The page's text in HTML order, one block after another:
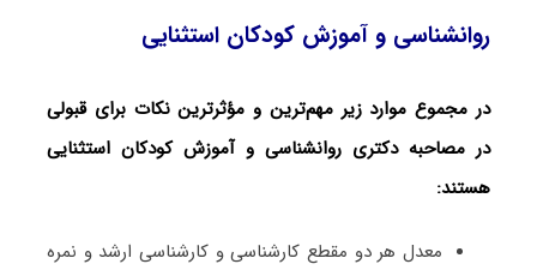
روانشناسی و آموزش کودکان استثنایی
در مجموع موارد زیر مهم‌ترین و مؤثرترین نکات برای قبولی
در مصاحبه دکتری روانشناسی و آموزش کودکان استثنایی
هستند:
معدل هر دو مقطع کارشناسی و کارشناسی ارشد و نمره